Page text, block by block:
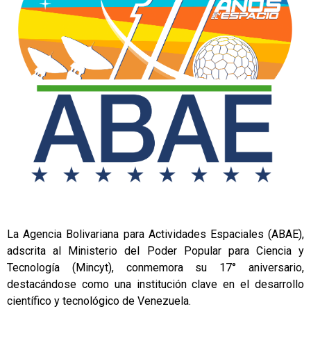
La Agencia Bolivariana para Actividades Espaciales (ABAE),
adscrita al Ministerio del Poder Popular para Ciencia y
Tecnología (Mincyt), conmemora su 17° aniversario,
destacándose como una institución clave en el desarrollo
científico y tecnológico de Venezuela.